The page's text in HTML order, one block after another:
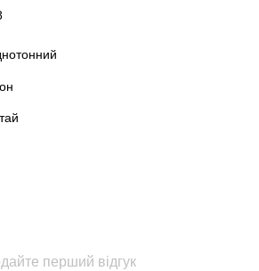
перший відгук